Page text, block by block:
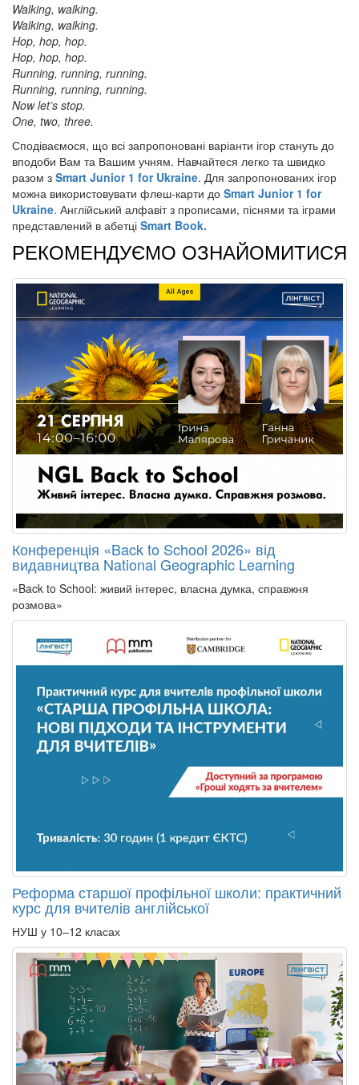
Walking, walking.
Walking, walking.
Hop, hop, hop.
Hop, hop, hop.
Running, running, running.
Running, running, running.
Now let’s stop.
One, two, three.
Сподіваємося, що всі запропоновані варіанти ігор стануть до
вподоби Вам та Вашим учням. Навчайтеся легко та швидко
разом з Smart Junior 1 for Ukraine. Для запропонованих ігор
можна використовувати флеш-карти до Smart Junior 1 for
Ukraine. Англійський алфавіт з прописами, піснями та іграми
представлений в абетці Smart Book.
РЕКОМЕНДУЄМО ОЗНАЙОМИТИСЯ
Конференція «Back to School 2026» від
видавництва National Geographic Learning
«Back to School: живий інтерес, власна думка, справжня
розмова»
Реформа старшої профільної школи: практичний
курс для вчителів англійської
НУШ у 10–12 класах